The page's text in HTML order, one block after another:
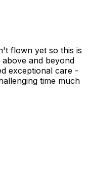
flown yet so this is
and beyond
exceptional care -
time much